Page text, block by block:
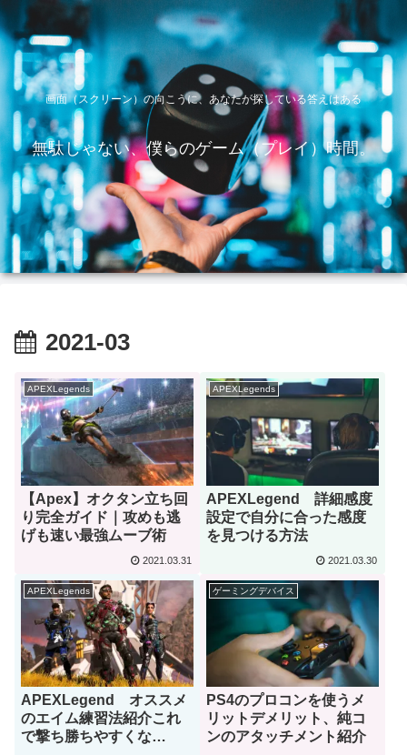
画面（スクリーン）の向こうに、あなたが探している答えはある
無駄じゃない、僕らのゲーム（プレイ）時間。
2021-03
APEXLegends
【Apex】オクタン立ち回
り完全ガイド｜攻めも逃
げも速い最強ムーブ術
2021.03.31
APEXLegends
APEXLegend 詳細感度
設定で自分に合った感度
を見つける方法
2021.03.30
APEXLegends
APEXLegend オススメ
のエイム練習法紹介これ
で撃ち勝ちやすくな
ゲーミングデバイス
PS4のプロコンを使うメ
リットデメリット、純コ
ンのアタッチメント紹介